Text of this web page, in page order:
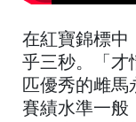
在紅寶錦標中
乎三秒。「才
匹優秀的雌馬
賽績水準一般